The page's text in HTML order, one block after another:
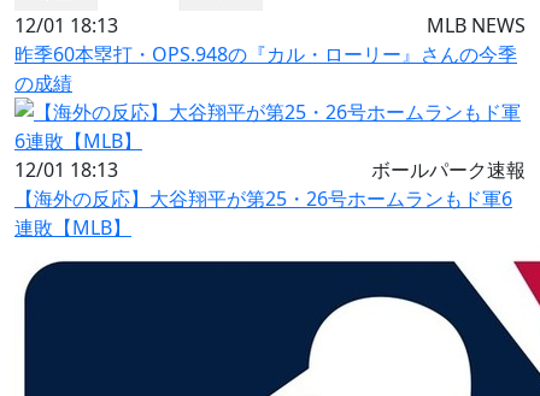
12/01 18:13
MLB NEWS
昨季60本塁打・OPS.948の『カル・ローリー』さんの今季
の成績
12/01 18:13
ボールパーク速報
【海外の反応】大谷翔平が第25・26号ホームランもド軍6
連敗【MLB】